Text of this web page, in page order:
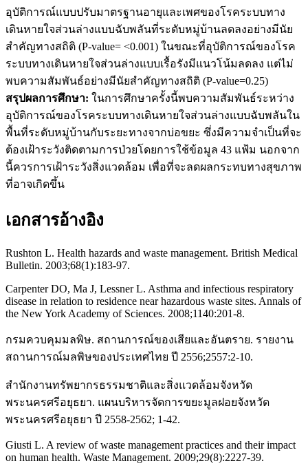
อุบัติการณ์แบบปรับมาตรฐานอายุและเพศของโรคระบบทาง
เดินหายใจส่วนล่างแบบฉับพลันที่ระดับหมู่บ้านลดลงอย่างมีนัย
สำคัญทางสถิติ (P-value= <0.001) ในขณะที่อุบัติการณ์ของโรค
ระบบทางเดินหายใจส่วนล่างแบบเรื้อรังมีแนวโน้มลดลง แต่ไม่
พบความสัมพันธ์อย่างมีนัยสำคัญทางสถิติ (P-value=0.25)
สรุปผลการศึกษา: ในการศึกษาครั้งนี้พบความสัมพันธ์ระหว่าง
อุบัติการณ์ของโรคระบบทางเดินหายใจส่วนล่างแบบฉับพลันใน
พื้นที่ระดับหมู่บ้านกับระยะทางจากบ่อขยะ ซึ่งมีความจำเป็นที่จะ
ต้องเฝ้าระวังติดตามการป่วยโดยการใช้ข้อมูล 43 แฟ้ม นอกจาก
นี้ควรการเฝ้าระวังสิ่งแวดล้อม เพื่อที่จะลดผลกระทบทางสุขภาพ
ที่อาจเกิดขึ้น
เอกสารอ้างอิง
Rushton L. Health hazards and waste management. British Medical
Bulletin. 2003;68(1):183-97.
Carpenter DO, Ma J, Lessner L. Asthma and infectious respiratory
disease in relation to residence near hazardous waste sites. Annals of
the New York Academy of Sciences. 2008;1140:201-8.
กรมควบคุมมลพิษ. สถานการณ์ของเสียและอันตราย. รายงาน
สถานการณ์มลพิษของประเทศไทย ปี 2556;2557:2-10.
สำนักงานทรัพยากรธรรมชาติและสิ่งแวดล้อมจังหวัด
พระนครศรีอยุธยา. แผนบริหารจัดการขยะมูลฝอยจังหวัด
พระนครศรีอยุธยา ปี 2558-2562; 1-42.
Giusti L. A review of waste management practices and their impact
on human health. Waste Management. 2009;29(8):2227-39.